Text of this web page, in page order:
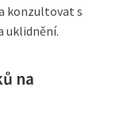
konzultovat s
uklidnění.
na